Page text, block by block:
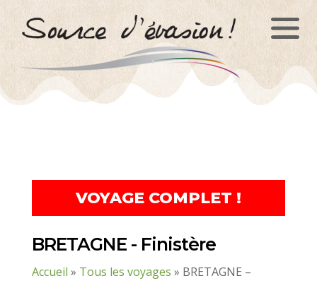
VOYAGE COMPLET !
BRETAGNE - Finistère
Accueil » Tous les voyages » BRETAGNE –
Panneau de gestion des cookies